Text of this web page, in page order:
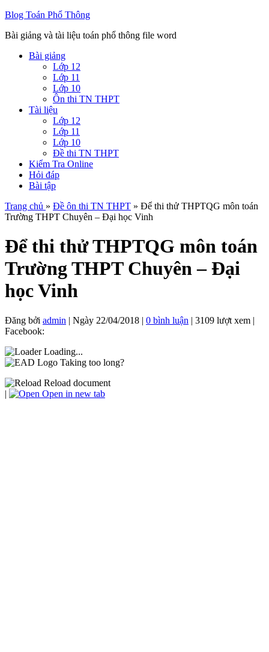
Blog Toán Phổ Thông
Bài giảng và tài liệu toán phổ thông file word
Bài giảng
Lớp 12
Lớp 11
Lớp 10
Ôn thi TN THPT
Tài liệu
Lớp 12
Lớp 11
Lớp 10
Đề thi TN THPT
Kiểm Tra Online
Hỏi đáp
Bài tập
Trang chủ » Đề ôn thi TN THPT » Để thi thử THPTQG môn toán
Trường THPT Chuyên – Đại học Vinh
Để thi thử THPTQG môn toán
Trường THPT Chuyên – Đại
học Vinh
Đăng bởi admin | Ngày 22/04/2018 | 0 bình luận | 3109 lượt xem |
Facebook:
Loading...
Taking too long?
Reload document
|
Open in new tab